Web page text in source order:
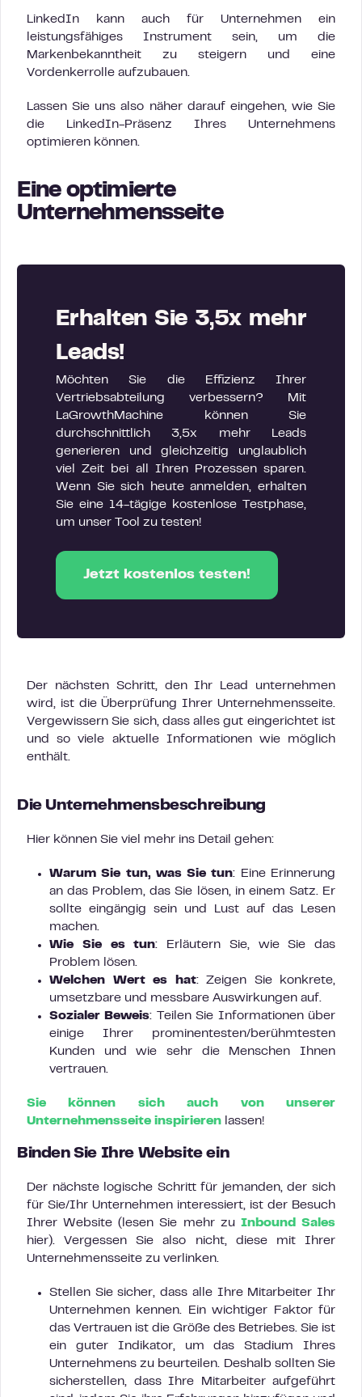
LinkedIn kann auch für Unternehmen ein
leistungsfähiges Instrument sein, um die
Markenbekanntheit zu steigern und eine
Vordenkerrolle aufzubauen.
Lassen Sie uns also näher darauf eingehen, wie Sie
die LinkedIn-Präsenz Ihres Unternehmens
optimieren können.
Eine optimierte
Unternehmensseite
Erhalten Sie 3,5x mehr
Leads!
Möchten Sie die Effizienz Ihrer
Vertriebsabteilung verbessern? Mit
LaGrowthMachine können Sie
durchschnittlich 3,5x mehr Leads
generieren und gleichzeitig unglaublich
viel Zeit bei all Ihren Prozessen sparen.
Wenn Sie sich heute anmelden, erhalten
Sie eine 14-tägige kostenlose Testphase,
um unser Tool zu testen!
Jetzt kostenlos testen!
Der nächsten Schritt, den Ihr Lead unternehmen
wird, ist die Überprüfung Ihrer Unternehmensseite.
Vergewissern Sie sich, dass alles gut eingerichtet ist
und so viele aktuelle Informationen wie möglich
enthält.
Die Unternehmensbeschreibung
Hier können Sie viel mehr ins Detail gehen:
Warum Sie tun, was Sie tun: Eine Erinnerung
an das Problem, das Sie lösen, in einem Satz. Er
sollte eingängig sein und Lust auf das Lesen
machen.
Wie Sie es tun: Erläutern Sie, wie Sie das
Problem lösen.
Welchen Wert es hat: Zeigen Sie konkrete,
umsetzbare und messbare Auswirkungen auf.
Sozialer Beweis: Teilen Sie Informationen über
einige Ihrer prominentesten/berühmtesten
Kunden und wie sehr die Menschen Ihnen
vertrauen.
Sie können sich auch von unserer
Unternehmensseite inspirieren lassen!
Binden Sie Ihre Website ein
Der nächste logische Schritt für jemanden, der sich
für Sie/Ihr Unternehmen interessiert, ist der Besuch
Ihrer Website (lesen Sie mehr zu Inbound Sales
hier). Vergessen Sie also nicht, diese mit Ihrer
Unternehmensseite zu verlinken.
Stellen Sie sicher, dass alle Ihre Mitarbeiter Ihr
Unternehmen kennen. Ein wichtiger Faktor für
das Vertrauen ist die Größe des Betriebes. Sie ist
ein guter Indikator, um das Stadium Ihres
Unternehmens zu beurteilen. Deshalb sollten Sie
sicherstellen, dass Ihre Mitarbeiter aufgeführt